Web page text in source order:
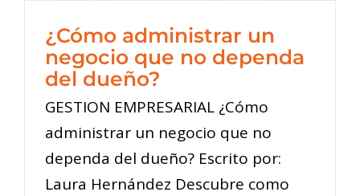
¿Cómo administrar un
negocio que no dependa
del dueño?
GESTION EMPRESARIAL ¿Cómo
administrar un negocio que no
dependa del dueño? Escrito por:
Laura Hernández Descubre como